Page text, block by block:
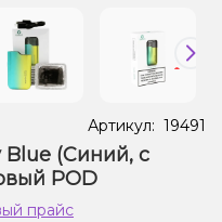
Артикул: 19491
Blue (Синий, с
POD
прайс